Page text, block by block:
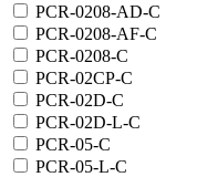
PCR-0208-AD-C
PCR-0208-AF-C
PCR-0208-C
PCR-02CP-C
PCR-02D-C
PCR-02D-L-C
PCR-05-C
PCR-05-L-C